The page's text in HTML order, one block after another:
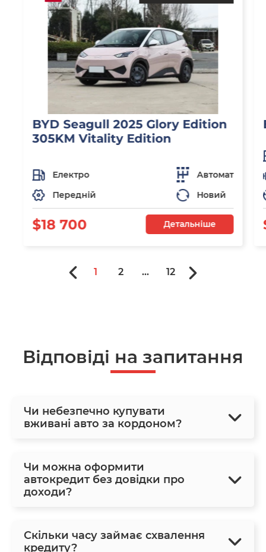
BYD Seagull 2025 Glory Edition
305KM Vitality Edition
Електро
Автомат
Передній
Новий
$18 700 Детальніше
1 2 ... 12
Відповіді на запитання
Чи небезпечно купувати
вживані авто за кордоном?
Чи можна оформити
автокредит без довідки про
доходи?
Скільки часу займає схвалення
кредиту?